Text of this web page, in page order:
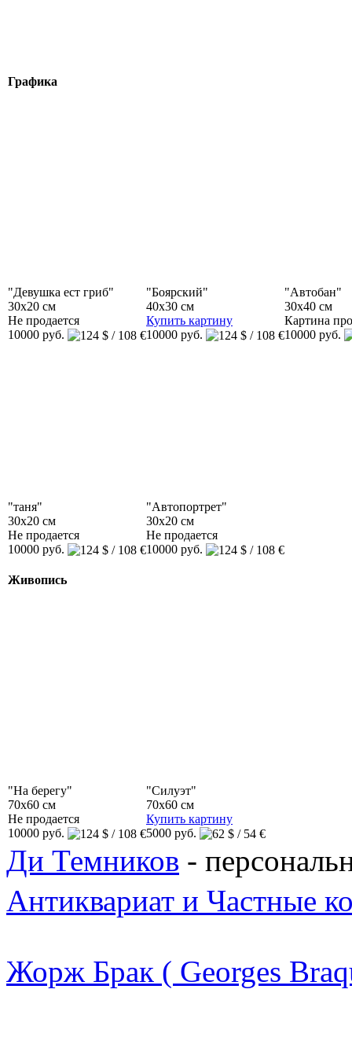
Графика
"Девушка ест гриб"
30x20 см
Не продается
10000 руб.
"Боярский"
40x30 см
Купить картину
10000 руб.
"Автобан"
30x40 см
Картина
10000 руб.
"таня"
30x20 см
Не продается
10000 руб.
"Автопортрет"
30x20 см
Не продается
10000 руб.
Живопись
"На берегу"
70x60 см
Не продается
10000 руб.
"Силуэт"
70x60 см
Купить картину
5000 руб.
Ди Темников -
Антиквариат и Частные
Жорж Брак ( Georges